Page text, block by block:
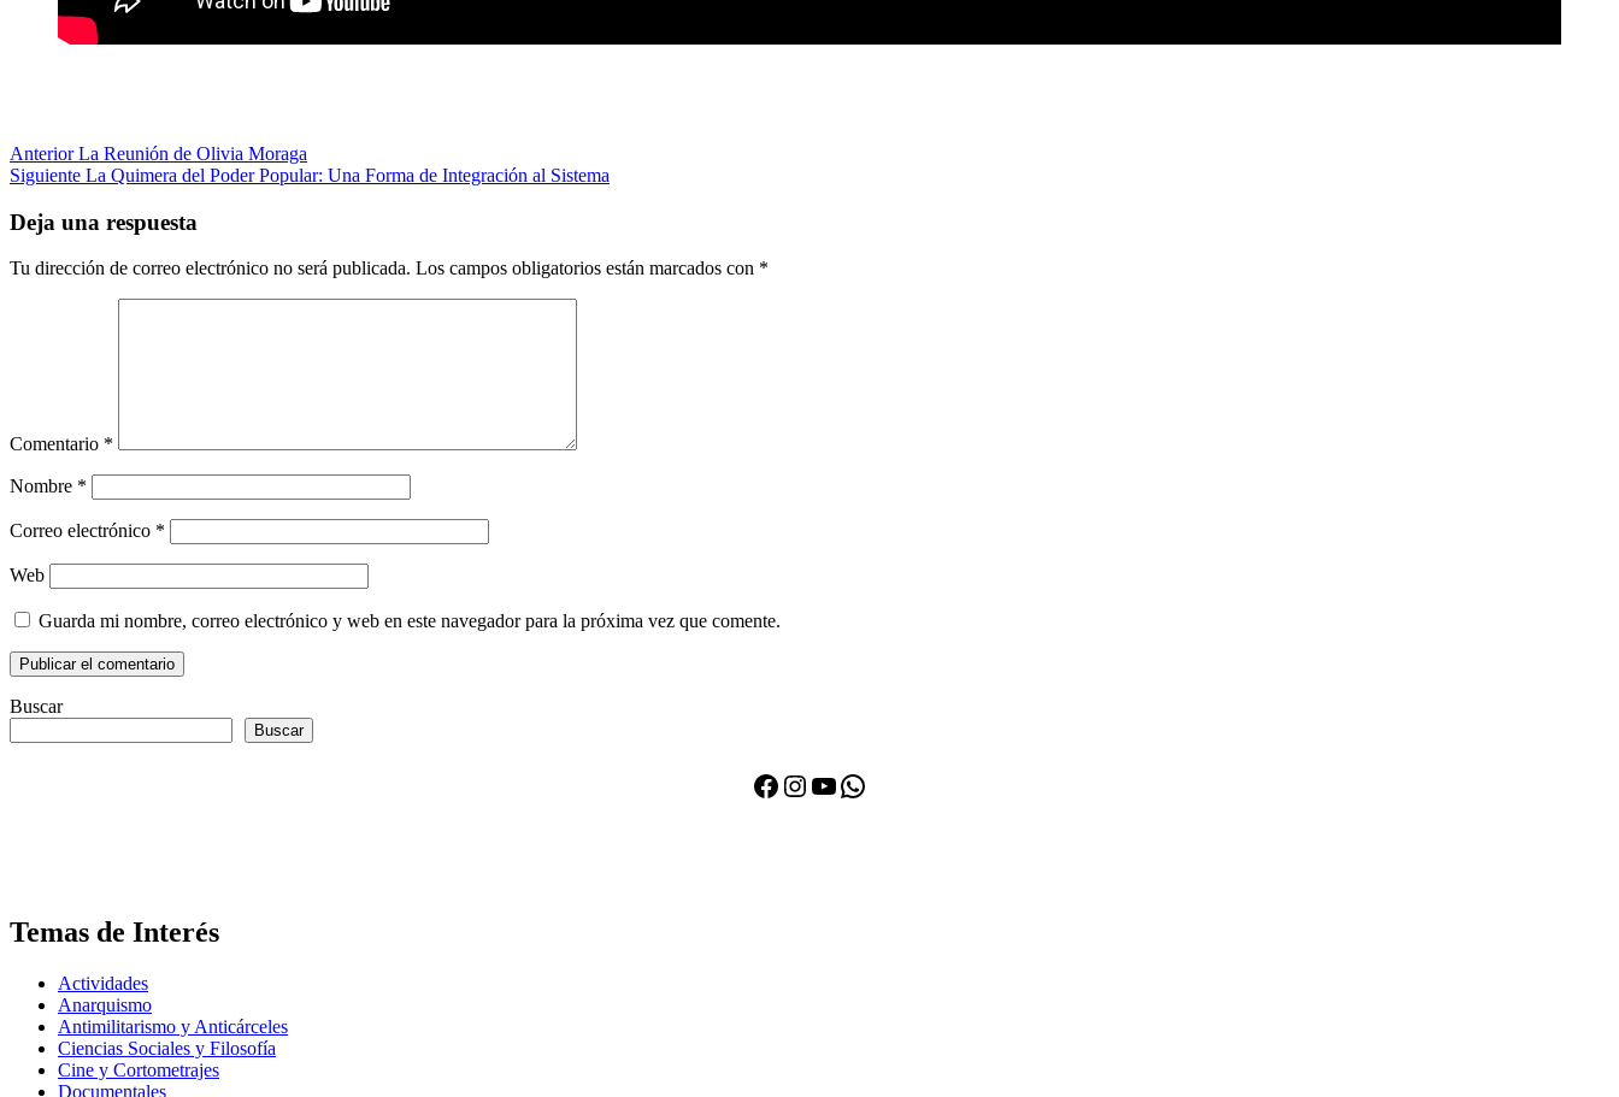
Navegación
de
entradas
AnteriorLa Reunión de Olivia Moraga
Siguiente La Quimera del Poder Popular: Una Forma de Integración al Sistema
Deja una respuesta
Tu dirección de correo electrónico no será publicada. Los campos obligatorios están marcados con *
Comentario *
Nombre *
Correo electrónico *
Web
Guarda mi nombre, correo electrónico y web en este navegador para la próxima vez que comente.
Buscar
Buscar
Facebook
Instagram
YouTube
WhatsApp
Temas de Interés
Actividades
Anarquismo
Antimilitarismo y Anticárceles
Ciencias Sociales y Filosofía
Cine y Cortometrajes
Documentales